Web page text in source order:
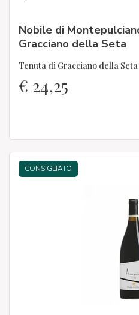
Nobile di
Gracciano della Seta
Tenuta di Gracciano della Seta
€ 24,25
CONSIGLIATO